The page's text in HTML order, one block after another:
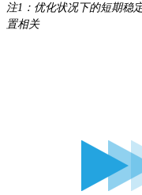
注1：优化状况下的短期稳
置相关